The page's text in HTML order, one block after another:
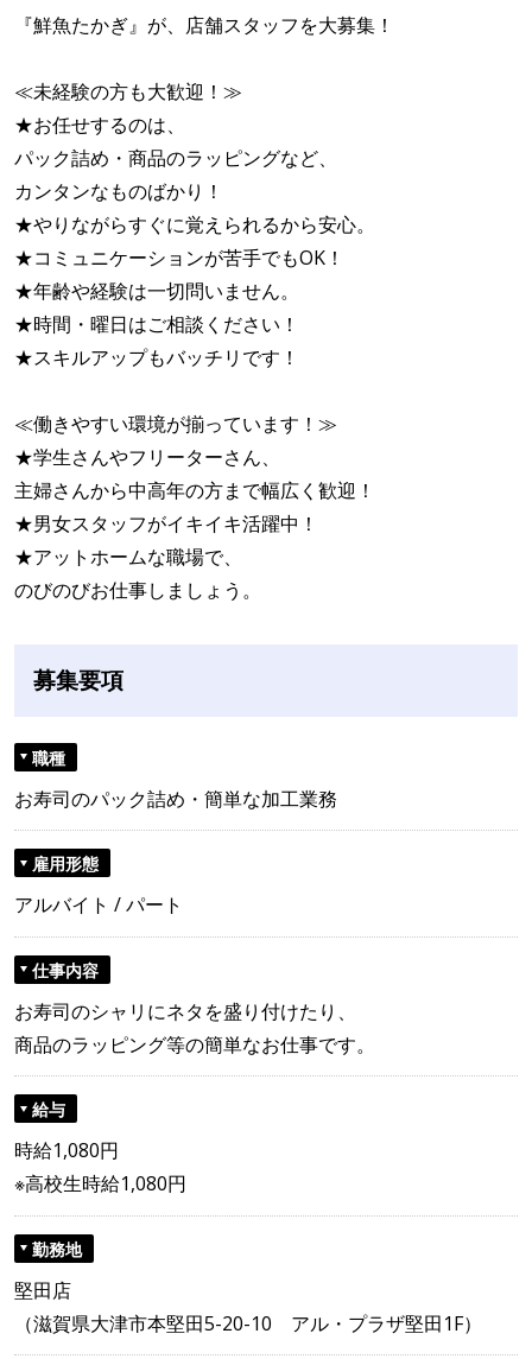
『鮮魚たかぎ』が、店舗スタッフを大募集！
≪未経験の方も大歓迎！≫
★お任せするのは、
パック詰め・商品のラッピングなど、
カンタンなものばかり！
★やりながらすぐに覚えられるから安心。
★コミュニケーションが苦手でもOK！
★年齢や経験は一切問いません。
★時間・曜日はご相談ください！
★スキルアップもバッチリです！
≪働きやすい環境が揃っています！≫
★学生さんやフリーターさん、
主婦さんから中高年の方まで幅広く歓迎！
★男女スタッフがイキイキ活躍中！
★アットホームな職場で、
のびのびお仕事しましょう。
募集要項
職種
お寿司のパック詰め・簡単な加工業務
雇用形態
アルバイト / パート
仕事内容
お寿司のシャリにネタを盛り付けたり、
商品のラッピング等の簡単なお仕事です。
給与
時給1,080円
※高校生時給1,080円
勤務地
堅田店
（滋賀県大津市本堅田5-20-10 アル・プラザ堅田1F）